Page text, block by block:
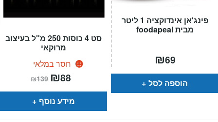
סט 4 כוסות 250 מ"ל בעיצוב
מרוקאי
חסר במלאי
₪139 המחיר
המקורי
היה:
₪139.
₪88
הוא:
מידע נוסף
פינג'אן אינדוקציה 1 ליטר
מבית foodapeal
₪69
הוספה לסל